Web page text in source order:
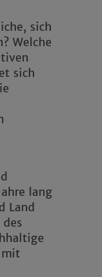
sich
Welche
sich
lang
Land
mit